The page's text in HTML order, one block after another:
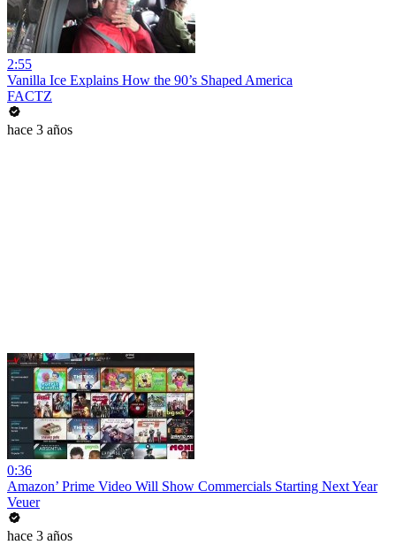
2:55
Vanilla Ice Explains How the 90’s Shaped America
FACTZ
hace 3 años
0:36
Amazon’ Prime Video Will Show Commercials Starting Next Year
Veuer
hace 3 años